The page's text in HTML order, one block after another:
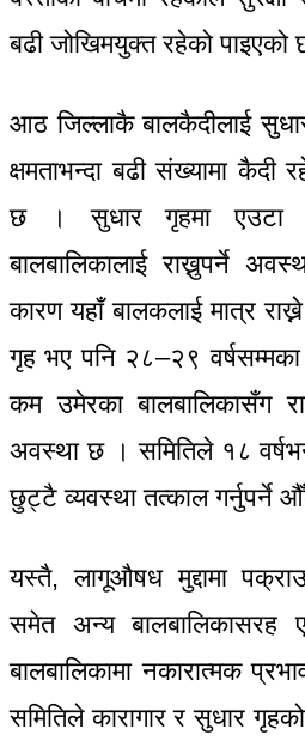
बढी जोखिमयुक्त रहेको पाइएको
आठ जिल्लाकै बालकैदीलाई
क्षमताभन्दा बढी संख्यामा कैदी
छ । सुधार गृहमा एउटा
बालबालिकालाई राख्नुपर्ने
कारण यहाँ बालकलाई मात्र
गृह भए पनि २८–२९
कम उमेरका बालबालिकासँग
अवस्था छ । समितिले १८
छुट्टै व्यवस्था तत्काल गर्नुपर्ने
यस्तै, लागूऔषध मुद्दामा
समेत अन्य बालबालिकासरह
बालबालिकामा नकारात्मक
समितिले कारागार र सुधार